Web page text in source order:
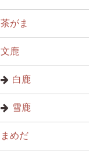
茶がま
文鹿
白鹿
雪鹿
まめだ